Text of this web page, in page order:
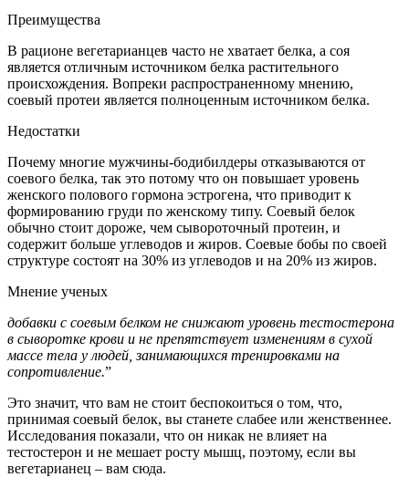
Преимущества
В рационе вегетарианцев часто не хватает белка, а соя
является отличным источником белка растительного
происхождения. Вопреки распространенному мнению,
соевый протеи является полноценным источником белка.
Недостатки
Почему многие мужчины-бодибилдеры отказываются от
соевого белка, так это потому что он повышает уровень
женского полового гормона эстрогена, что приводит к
формированию груди по женскому типу. Соевый белок
обычно стоит дороже, чем сывороточный протеин, и
содержит больше углеводов и жиров. Соевые бобы по своей
структуре состоят на 30% из углеводов и на 20% из жиров.
Мнение ученых
добавки с соевым белком не снижают уровень тестостерона
в сыворотке крови и не препятствует изменениям в сухой
массе тела у людей, занимающихся тренировками на
сопротивление.”
Это значит, что вам не стоит беспокоиться о том, что,
принимая соевый белок, вы станете слабее или женственнее.
Исследования показали, что он никак не влияет на
тестостерон и не мешает росту мышц, поэтому, если вы
вегетарианец – вам сюда.